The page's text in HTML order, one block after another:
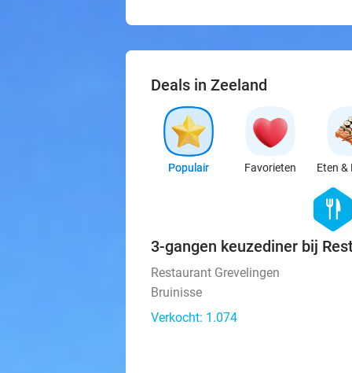
Deals in Zeeland
Populair Favorieten Eten &
hexagon
food
3-gangen keuzediner bij
Restaurant Grevelingen
Bruinisse
Verkocht: 1.074